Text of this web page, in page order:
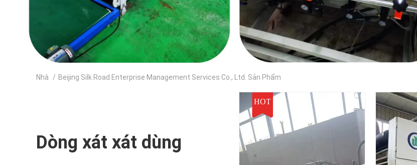
Nhà / Beijing Silk Road Enterprise Management Services Co., Ltd. Sản Phẩm
Dòng xát xát dùng
HOT